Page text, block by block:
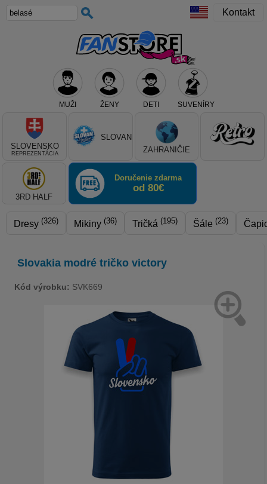
Kontakt
MUŽI ŽENY DETI SUVENÍRY
Teraz vyberte klub, alebo typ výrobku
SLOVENSKO
REPREZENTÁCIA
SLOVAN
ZAHRANIČIE
3RD HALF
Doručenie zdarma
od 80€
Dresy (326) Mikiny (36) Tričká (195) Šále (23)
Slovakia modré tričko victory
Kód výrobku: SVK669